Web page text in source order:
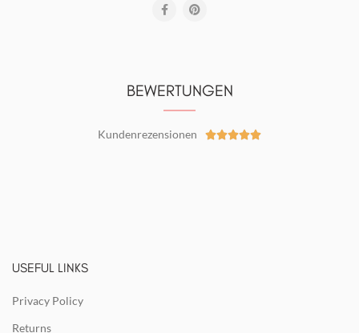
BEWERTUNGEN
Kundenrezensionen 
USEFUL LINKS
Privacy Policy
Returns